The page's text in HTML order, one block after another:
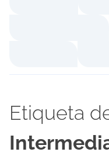
Etiqueta